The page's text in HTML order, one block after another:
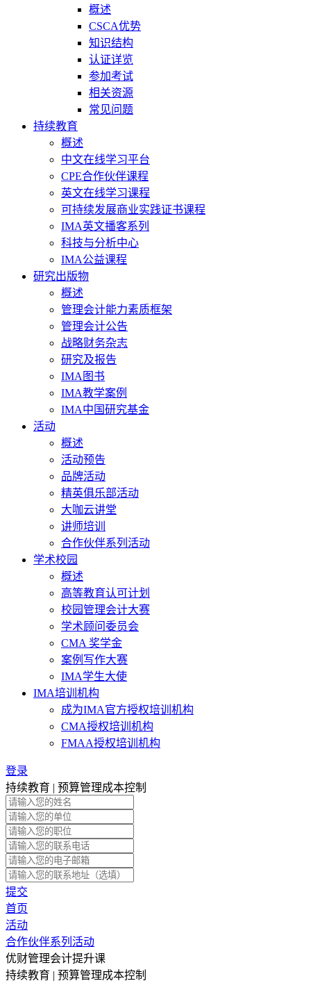
概述
CSCA优势
知识结构
认证详览
参加考试
相关资源
常见问题
持续教育
概述
中文在线学习平台
CPE合作伙伴课程
英文在线学习课程
可持续发展商业实践证书课程
IMA英文播客系列
科技与分析中心
IMA公益课程
研究出版物
概述
管理会计能力素质框架
管理会计公告
战略财务杂志
研究及报告
IMA图书
IMA教学案例
IMA中国研究基金
活动
概述
活动预告
品牌活动
精英俱乐部活动
大咖云讲堂
讲师培训
合作伙伴系列活动
学术校园
概述
高等教育认可计划
校园管理会计大赛
学术顾问委员会
CMA 奖学金
案例写作大赛
IMA学生大使
IMA培训机构
成为IMA官方授权培训机构
CMA授权培训机构
FMAA授权培训机构
登录
持续教育 | 预算管理成本控制
提交
首页
活动
合作伙伴系列活动
优财管理会计提升课
持续教育 | 预算管理成本控制